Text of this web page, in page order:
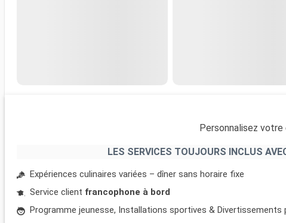
Personnalisez
LES SERVICES TOUJOURS INCLUS
Expériences culinaires variées – dîner sans horaire fixe
Service client francophone à bord
Programme jeunesse, Installations sportives & Divertissements